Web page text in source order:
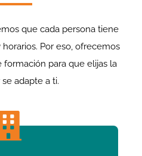
que cada persona tiene
Por eso, ofrecemos
formación para que elijas la
adapte a ti.